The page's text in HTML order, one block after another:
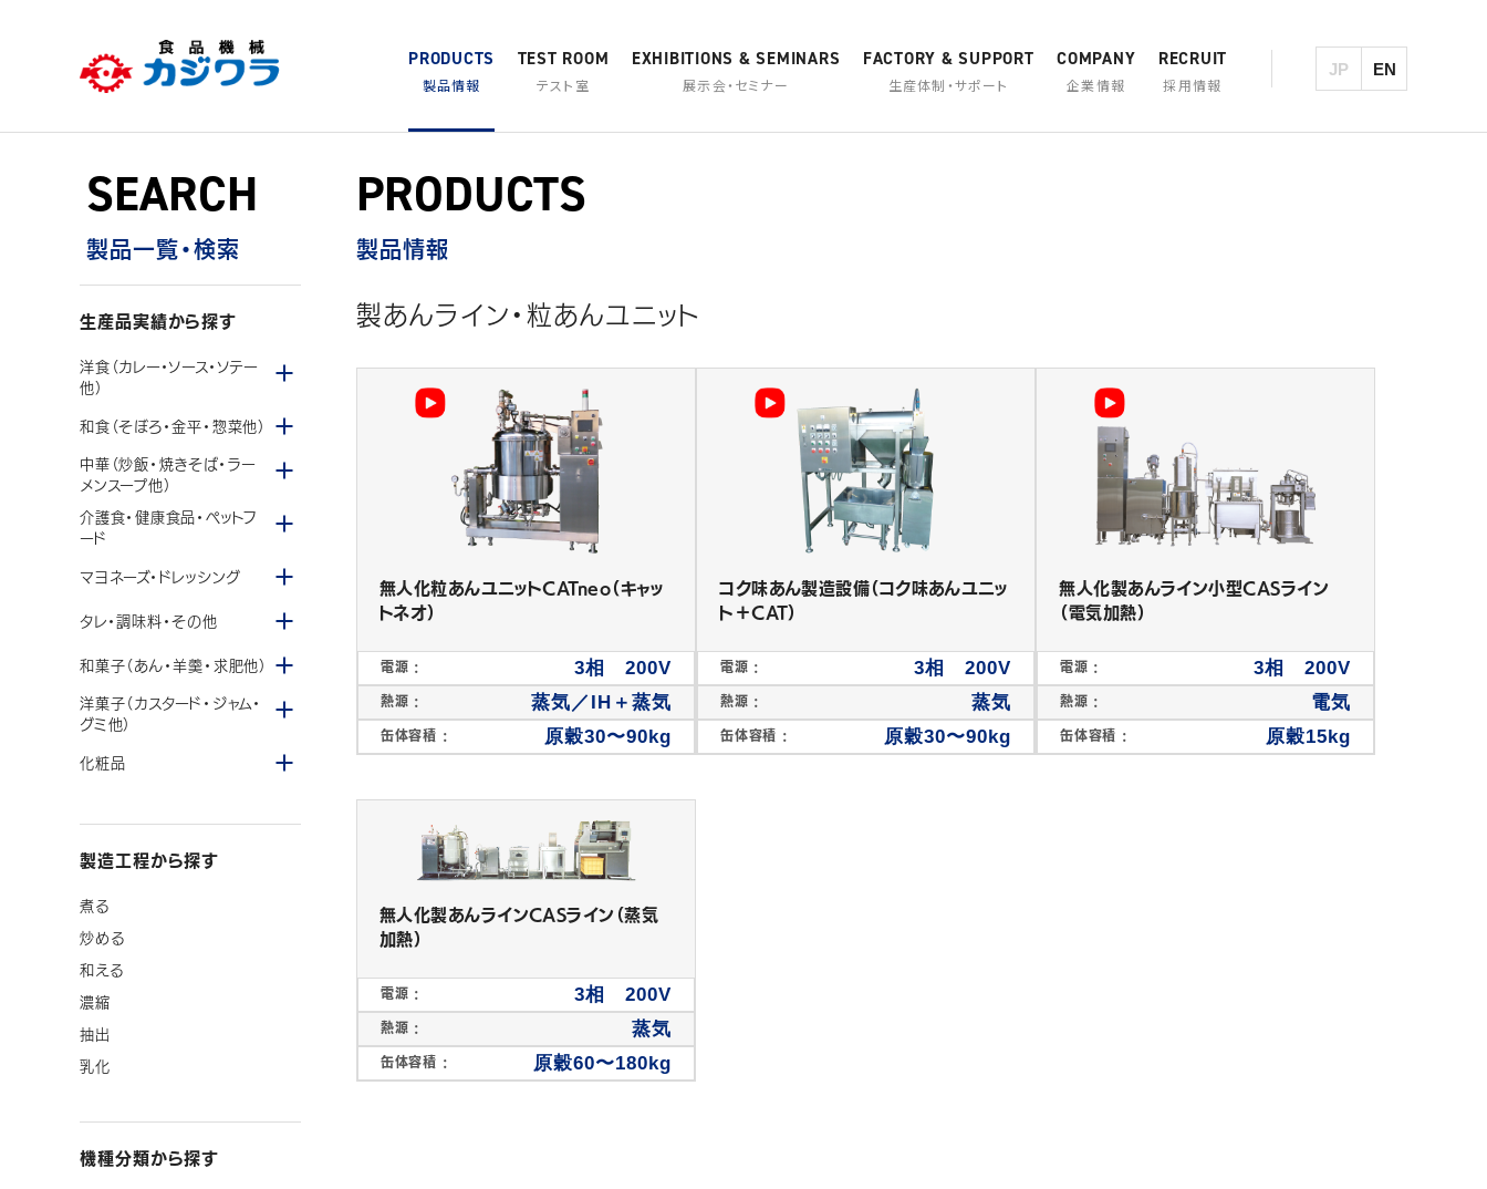
PRODUCTS
製品情報
PRODUCTS
調理用加熱撹拌機 FOOD PROCESSING MACHINES
レオニーダー クッキングミキサー 加熱・冷却乳化機 ハイブリッド加熱撹拌機 大型炒め機 煮炊撹拌機
卓上加熱撹拌機
その他食品加工機械
製あん製菓機械
CONFECTIONERY MACHINES
豆煮釜・蜜漬釜 製あん機・脱水機
プラントエンジニアリング PLANT ENGINEERING
TEST ROOM
テスト室
EXHIBITIONS & SEMINARS
展示会・セミナー
FACTORY & SUPPORT
生産体制・サポート
FACTORY & SUPPORT
生産体制・サポート
生産体制
プレサービス
アフターサービス
COMPANY
企業情報
COMPANY
企業情報
トップメッセージ カスタマーセンター
東京工場
カジワラの歴史
RECRUIT
採用情報
RECRUIT
採用情報
中途採用 カムバック採用
JP EN
SEARCH
製品一覧・検索
生産品実績から探す
洋食（カレー・ソース・ソテー
他）
メニューを開閉する
和食（そぼろ・金平・惣菜他）
メニューを開閉する
中華（炒飯・焼きそば・ラー
メンスープ他）
メニューを開閉する
介護食・健康食品・ペットフ
ード
メニューを開閉する
マヨネーズ・ドレッシング
メニューを開閉する
タレ・調味料・その他
メニューを開閉する
和菓子（あん・羊羹・求肥他）
メニューを開閉する
洋菓子（カスタード・ジャム・
グミ他）
メニューを開閉する
化粧品
メニューを開閉する
製造工程から探す
煮る
炒める
和える
濃縮
抽出
乳化
機種分類から探す
PRODUCTS
製品情報
製あんライン・粒あんユニット
無人化粒あんユニットCATneo（キャッ
トネオ）
電源 : 3相 200V
熱源 : 蒸気／IH＋蒸気
缶体容積 : 原穀30〜90kg
コク味あん製造設備（コク味あんユニッ
ト＋CAT）
電源 : 3相 200V
熱源 : 蒸気
缶体容積 : 原穀30〜90kg
無人化製あんライン小型CASライン
（電気加熱）
電源 : 3相 200V
熱源 : 電気
缶体容積 : 原穀15kg
無人化製あんラインCASライン（蒸気
加熱）
電源 : 3相 200V
熱源 : 蒸気
缶体容積 : 原穀60〜180kg